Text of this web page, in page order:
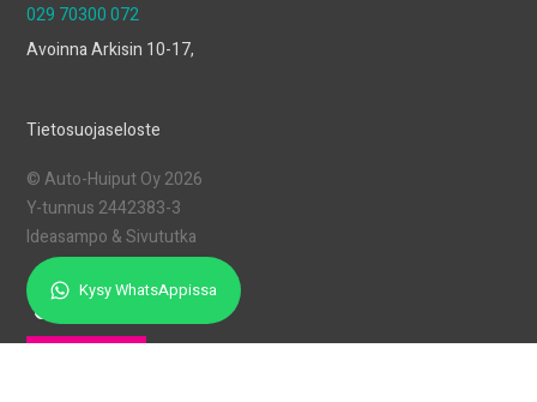
Kysy WhatsAppissa
029 70300 072
Avoinna Arkisin 10-17,
Tietosuojaseloste
© Auto-Huiput Oy 2026
Y-tunnus 2442383-3
Ideasampo &Sivututka